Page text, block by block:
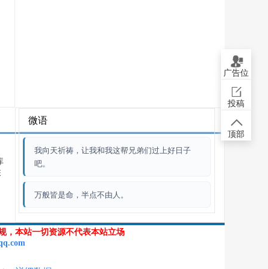
微语
我向天祈祷，让我和我这帮兄弟们过上好日子
吧。
万般皆是命，半点不由人。
，本站一切资源不代表本站立场
广告位
投稿
顶部